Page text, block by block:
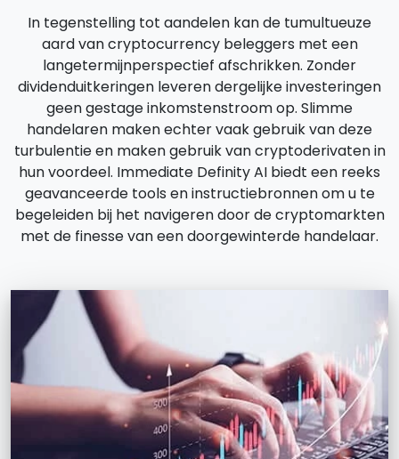
In tegenstelling tot aandelen kan de tumultueuze
aard van cryptocurrency beleggers met een
langetermijnperspectief afschrikken. Zonder
dividenduitkeringen leveren dergelijke investeringen
geen gestage inkomstenstroom op. Slimme
handelaren maken echter vaak gebruik van deze
turbulentie en maken gebruik van cryptoderivaten in
hun voordeel. Immediate Definity AI biedt een reeks
geavanceerde tools en instructiebronnen om u te
begeleiden bij het navigeren door de cryptomarkten
met de finesse van een doorgewinterde handelaar.